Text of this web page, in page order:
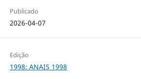
Publicado
2026-04-07
Edição
1998: ANAIS 1998